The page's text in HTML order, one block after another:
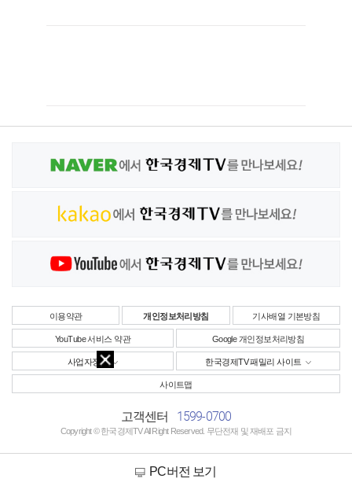
이용약관 개인정보처리방침 기사배열 기본방침
YouTube 서비스 약관 Google 개인정보처리방침
사업자정보 한국경제TV 패밀리 사이트
사이트맵
고객센터 1599-0700
Copyright © 한국경제TV All Right Reserved. 무단전재 및 재배포 금지
PC버전 보기